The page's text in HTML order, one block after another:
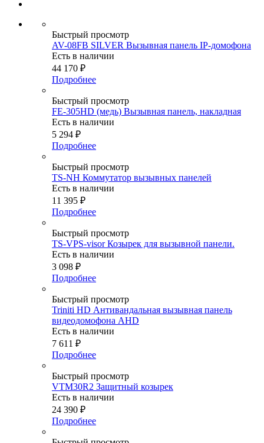
Быстрый просмотр
AV-08FB SILVER Вызывная панель IP-домофона
Есть в наличии
44 170 ₽
Подробнее
Быстрый просмотр
FE-305HD (медь) Вызывная панель, накладная
Есть в наличии
5 294 ₽
Подробнее
Быстрый просмотр
TS-NH Коммутатор вызывных панелей
Есть в наличии
11 395 ₽
Подробнее
Быстрый просмотр
TS-VPS-visor Козырек для вызывной панели.
Есть в наличии
3 098 ₽
Подробнее
Быстрый просмотр
Triniti HD Антивандальная вызывная панель
видеодомофона AHD
Есть в наличии
7 611 ₽
Подробнее
Быстрый просмотр
VTM30R2 Защитный козырек
Есть в наличии
24 390 ₽
Подробнее